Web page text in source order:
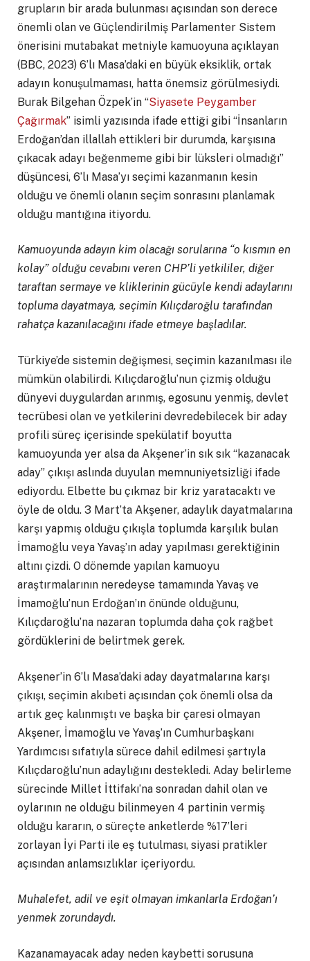
grupların bir arada bulunması açısından son derece
önemli olan ve Güçlendirilmiş Parlamenter Sistem
önerisini mutabakat metniyle kamuoyuna açıklayan
(BBC, 2023) 6’lı Masa’daki en büyük eksiklik, ortak
adayın konuşulmaması, hatta önemsiz görülmesiydi.
Burak Bilgehan Özpek’in “Siyasete Peygamber
Çağırmak” isimli yazısında ifade ettiği gibi “İnsanların
Erdoğan’dan illallah ettikleri bir durumda, karşısına
çıkacak adayı beğenmeme gibi bir lüksleri olmadığı”
düşüncesi, 6’lı Masa’yı seçimi kazanmanın kesin
olduğu ve önemli olanın seçim sonrasını planlamak
olduğu mantığına itiyordu.
Kamuoyunda adayın kim olacağı sorularına “o kısmın en
kolay” olduğu cevabını veren CHP’li yetkililer, diğer
taraftan sermaye ve kliklerinin gücüyle kendi adaylarını
topluma dayatmaya, seçimin Kılıçdaroğlu tarafından
rahatça kazanılacağını ifade etmeye başladılar.
Türkiye’de sistemin değişmesi, seçimin kazanılması ile
mümkün olabilirdi. Kılıçdaroğlu’nun çizmiş olduğu
dünyevi duygulardan arınmış, egosunu yenmiş, devlet
tecrübesi olan ve yetkilerini devredebilecek bir aday
profili süreç içerisinde spekülatif boyutta
kamuoyunda yer alsa da Akşener’in sık sık “kazanacak
aday” çıkışı aslında duyulan memnuniyetsizliği ifade
ediyordu. Elbette bu çıkmaz bir kriz yaratacaktı ve
öyle de oldu. 3 Mart’ta Akşener, adaylık dayatmalarına
karşı yapmış olduğu çıkışla toplumda karşılık bulan
İmamoğlu veya Yavaş’ın aday yapılması gerektiğinin
altını çizdi. O dönemde yapılan kamuoyu
araştırmalarının neredeyse tamamında Yavaş ve
İmamoğlu’nun Erdoğan’ın önünde olduğunu,
Kılıçdaroğlu’na nazaran toplumda daha çok rağbet
gördüklerini de belirtmek gerek.
Akşener’in 6’lı Masa’daki aday dayatmalarına karşı
çıkışı, seçimin akıbeti açısından çok önemli olsa da
artık geç kalınmıştı ve başka bir çaresi olmayan
Akşener, İmamoğlu ve Yavaş’ın Cumhurbaşkanı
Yardımcısı sıfatıyla sürece dahil edilmesi şartıyla
Kılıçdaroğlu’nun adaylığını destekledi. Aday belirleme
sürecinde Millet İttifakı’na sonradan dahil olan ve
oylarının ne olduğu bilinmeyen 4 partinin vermiş
olduğu kararın, o süreçte anketlerde %17’leri
zorlayan İyi Parti ile eş tutulması, siyasi pratikler
açısından anlamsızlıklar içeriyordu.
Muhalefet, adil ve eşit olmayan imkanlarla Erdoğan’ı
yenmek zorundaydı.
Kazanamayacak aday neden kaybetti sorusuna